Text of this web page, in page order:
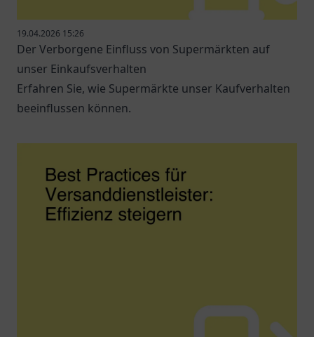
19.04.2026 15:26
Der Verborgene Einfluss von Supermärkten auf
unser Einkaufsverhalten
Erfahren Sie, wie Supermärkte unser Kaufverhalten
beeinflussen können.